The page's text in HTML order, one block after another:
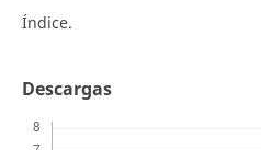
Índice.
Descargas